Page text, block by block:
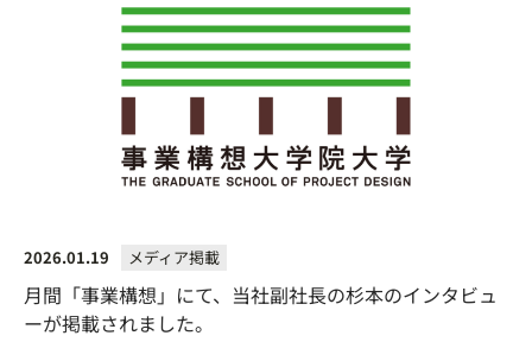
2026.01.19 メディア掲載
月間「事業構想」にて、当社副社長の杉本のインタビュ
ーが掲載されました。